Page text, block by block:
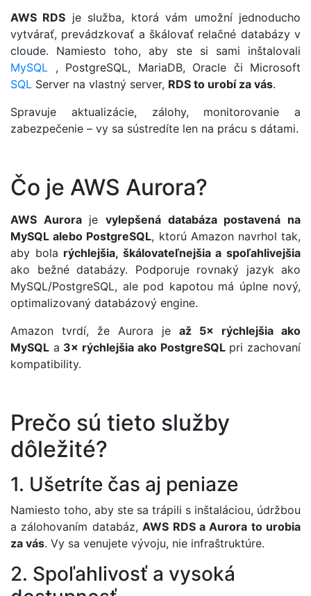
AWS RDS je služba, ktorá vám umožní jednoducho
vytvárať, prevádzkovať a škálovať relačné databázy v
cloude. Namiesto toho, aby ste si sami inštalovali
MySQL , PostgreSQL, MariaDB, Oracle či Microsoft
SQL Server na vlastný server, RDS to urobí za vás.
Spravuje aktualizácie, zálohy, monitorovanie a
zabezpečenie – vy sa sústredíte len na prácu s dátami.
Čo je AWS Aurora?
AWS Aurorajevylepšená databáza postavená na
MySQL alebo PostgreSQL, ktorú Amazon navrhol tak,
aby bola rýchlejšia, škálovateľnejšia a spoľahlivejšia
ako bežné databázy. Podporuje rovnaký jazyk ako
MySQL/PostgreSQL, ale pod kapotou má úplne nový,
optimalizovaný databázový engine.
Amazon tvrdí, že Aurora je až 5× rýchlejšia ako
MySQL a 3× rýchlejšia ako PostgreSQLpri zachovaní
kompatibility.
Prečo sú tieto služby
dôležité?
1. Ušetríte čas aj peniaze
Namiesto toho, aby ste sa trápili s inštaláciou, údržbou
a zálohovaním databáz,AWS RDS a Aurora to urobia
za vás. Vy sa venujete vývoju, nie infraštruktúre.
2. Spoľahlivosť a vysoká